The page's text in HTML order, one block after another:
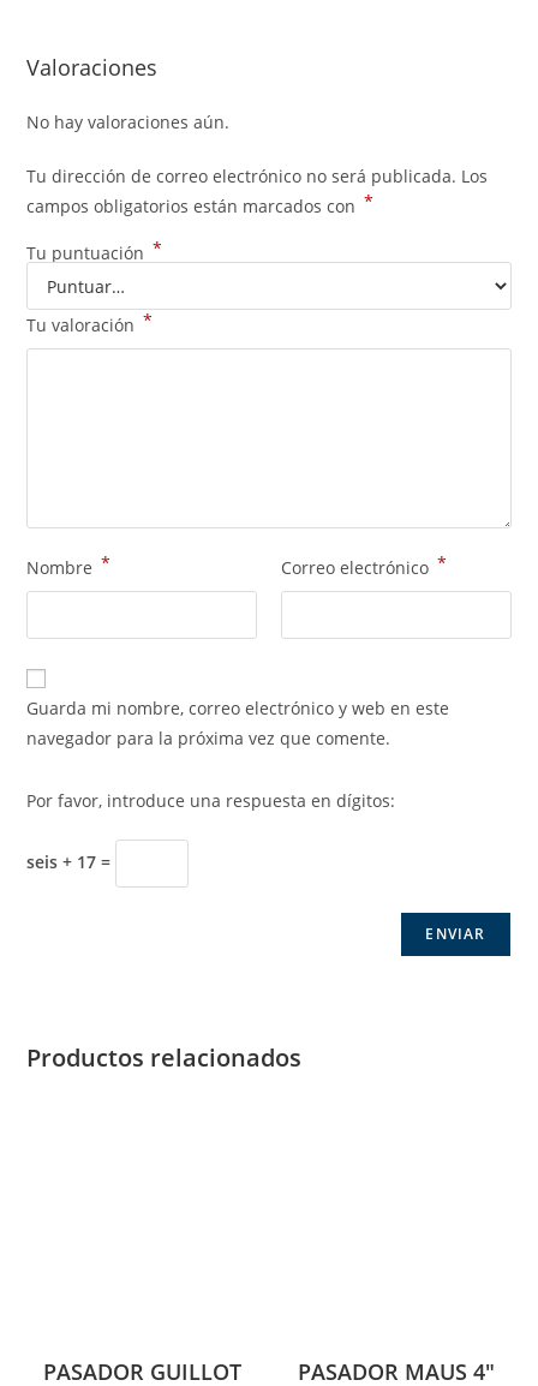
Valoraciones
No hay valoraciones aún.
Tu dirección de correo electrónico no será publicada. Los
campos obligatorios están marcados con *
Tu puntuación *
Tu valoración *
Nombre * Correo electrónico *
Guarda mi nombre, correo electrónico y web en este
navegador para la próxima vez que comente.
Por favor, introduce una respuesta en dígitos:
seis + 17 =
Productos relacionados
PASADOR GUILLOT
PASADOR MAUS 4″